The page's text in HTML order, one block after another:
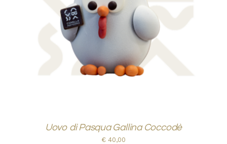
AGGIUNGI AL CARRELLO
DETTAGLI
Uovo di Pasqua Gallina Coccodè
€ 40,00